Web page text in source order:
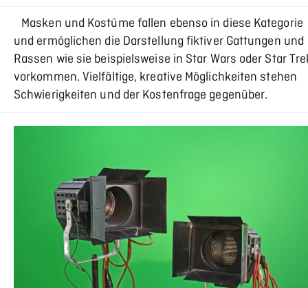
Masken und Kostüme fallen ebenso in diese Kategorie
und ermöglichen die Darstellung fiktiver Gattungen und
Rassen wie sie beispielsweise in Star Wars oder Star
vorkommen. Vielfältige, kreative Möglichkeiten stehen
Schwierigkeiten und der Kostenfrage gegenüber.